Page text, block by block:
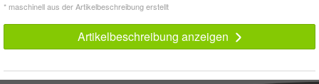
* maschinell aus der Artikelbeschreibung erstellt
Artikelbeschreibung anzeigen